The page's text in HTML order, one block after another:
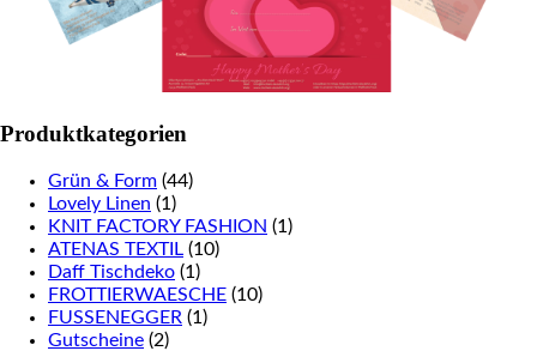
Produktkategorien
Grün & Form (44)
Lovely Linen (1)
KNIT FACTORY FASHION (1)
ATENAS TEXTIL (10)
Daff Tischdeko (1)
FROTTIERWAESCHE (10)
FUSSENEGGER (1)
Gutscheine (2)